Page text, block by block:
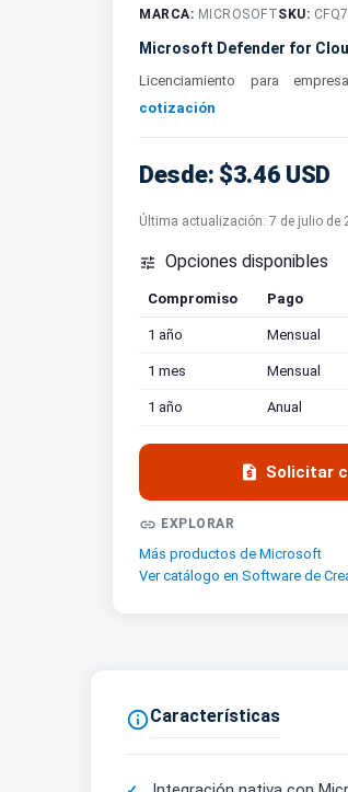
MARCA: MICROSOFTSKU:
Microsoft Defender for
Licenciamiento para
cotización
Desde: $3.46 USD
Última actualización: 7 de julio de
 Opciones disponibles
Compromiso Pago
1 año
Mensual
1 mes Mensual
1 año Anual
 Solicitar
 EXPLORAR
Más productos de Microsoft
Ver catálogo en Software de
Características